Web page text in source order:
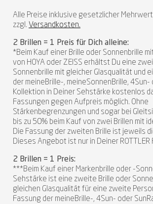
Alle Preise inklusive gesetzlicher
zzgl. Versandkosten.
2 Brillen = 1 Preis für Dich alleine:
*Beim Kauf einer Brille oder Sonnenbrille
von HOYA oder ZEISS erhältst Du eine
Sonnenbrille mit gleicher Glasqualität und
der meineBrille-, meineSonnenBrille, 4Sun-
Kollektion in Deiner Sehstärke kostenlos
Fassungen gegen Aufpreis möglich. Ohne
Stärkenbegrenzungen und sogar bei
bis zu 50% beim Kauf von zwei Brillen mit
Die Fassung der zweiten Brille ist jeweils
Dieses Angebot ist nur in Deiner ROTTLER
2 Brillen = 1 Preis:
***Beim Kauf einer Markenbrille oder -
Sehstärke ist eine zweite Brille oder
gleichen Glasqualität für eine zweite
Fassung der meineBrille-, 4Sun- oder